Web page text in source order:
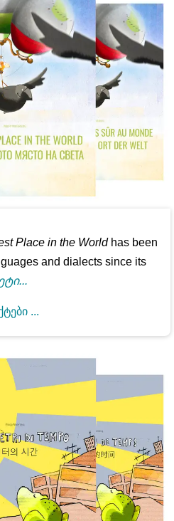
Place in the Worldhas been
and dialects since its
...